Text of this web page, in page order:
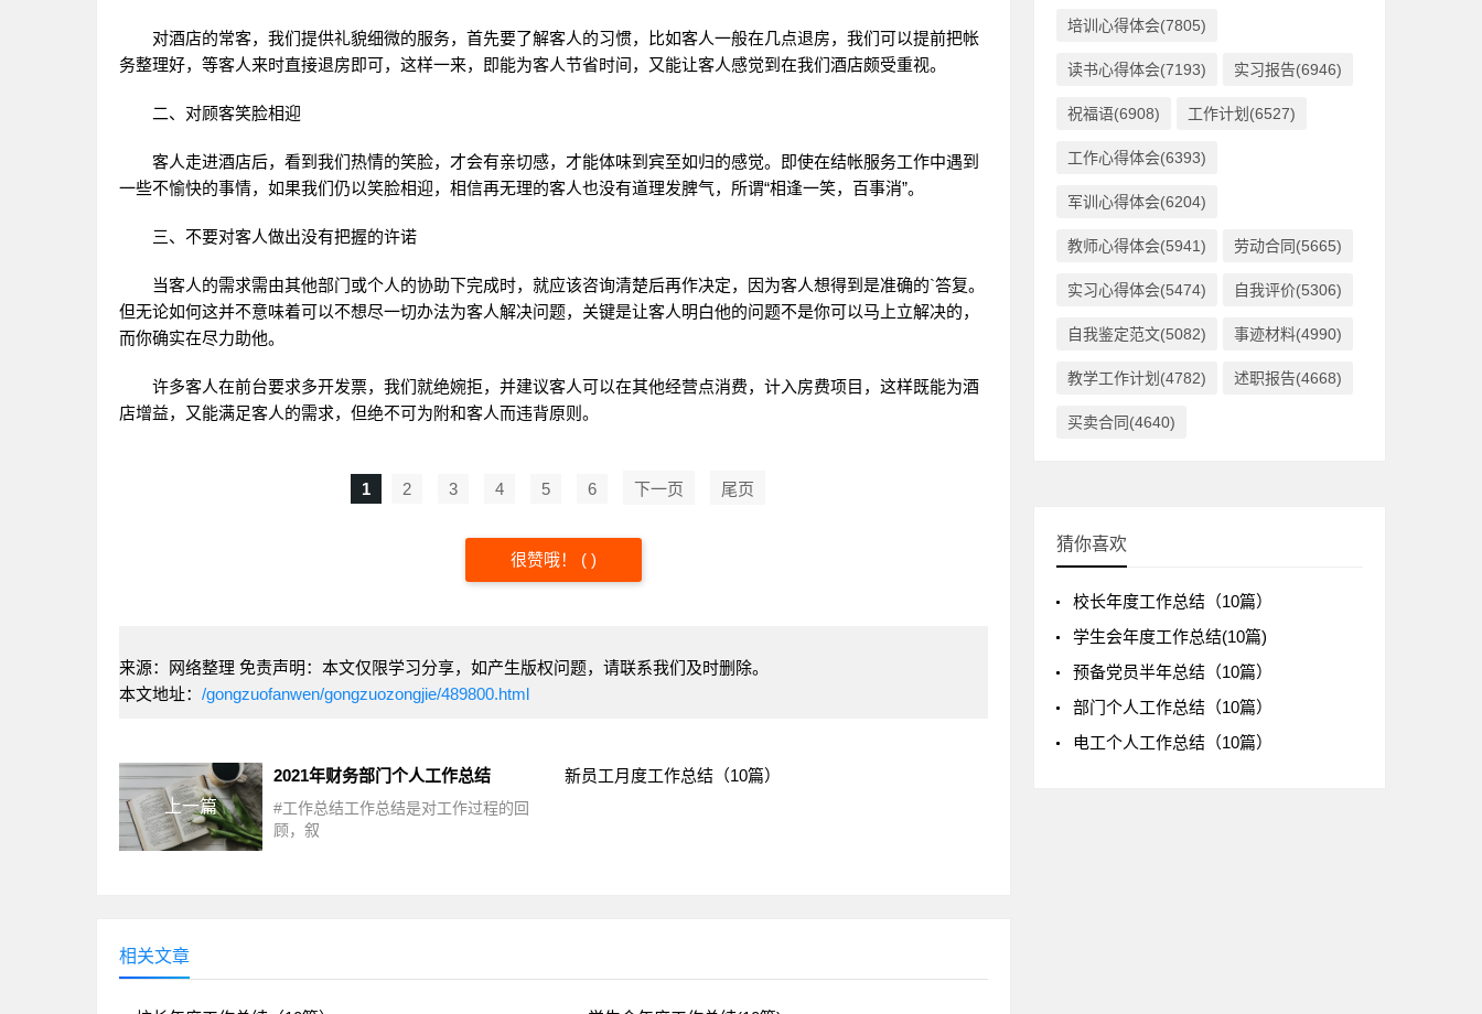
对酒店的常客，我们提供礼貌细微的服务，首先要了解客人的习惯，比如客人一般在几点退房，我们可以提前把帐
务整理好，等客人来时直接退房即可，这样一来，即能为客人节省时间，又能让客人感觉到在我们酒店颇受重视。
二、对顾客笑脸相迎
客人走进酒店后，看到我们热情的笑脸，才会有亲切感，才能体味到宾至如归的感觉。即使在结帐服务工作中遇到
一些不愉快的事情，如果我们仍以笑脸相迎，相信再无理的客人也没有道理发脾气，所谓“相逢一笑，百事消”。
三、不要对客人做出没有把握的许诺
当客人的需求需由其他部门或个人的协助下完成时，就应该咨询清楚后再作决定，因为客人想得到是准确的`答复。
但无论如何这并不意味着可以不想尽一切办法为客人解决问题，关键是让客人明白他的问题不是你可以马上立解决的，
而你确实在尽力助他。
许多客人在前台要求多开发票，我们就绝婉拒，并建议客人可以在其他经营点消费，计入房费项目，这样既能为酒
店增益，又能满足客人的需求，但绝不可为附和客人而违背原则。
1 2 3 4 5 6 下一页 尾页
很赞哦！ ( )
来源：网络整理 免责声明：本文仅限学习分享，如产生版权问题，请联系我们及时删除。
本文地址： /gongzuofanwen/gongzuozongjie/489800.html
上一篇
2021年财务部门个人工作总结
#工作总结工作总结是对工作过程的回
顾，叙
新员工月度工作总结（10篇）
相关文章
培训心得体会(7805)
读书心得体会(7193) 实习报告(6946)
祝福语(6908) 工作计划(6527)
工作心得体会(6393)
军训心得体会(6204)
教师心得体会(5941) 劳动合同(5665)
实习心得体会(5474) 自我评价(5306)
自我鉴定范文(5082) 事迹材料(4990)
教学工作计划(4782) 述职报告(4668)
买卖合同(4640)
猜你喜欢
校长年度工作总结（10篇）
学生会年度工作总结(10篇)
预备党员半年总结（10篇）
部门个人工作总结（10篇）
电工个人工作总结（10篇）